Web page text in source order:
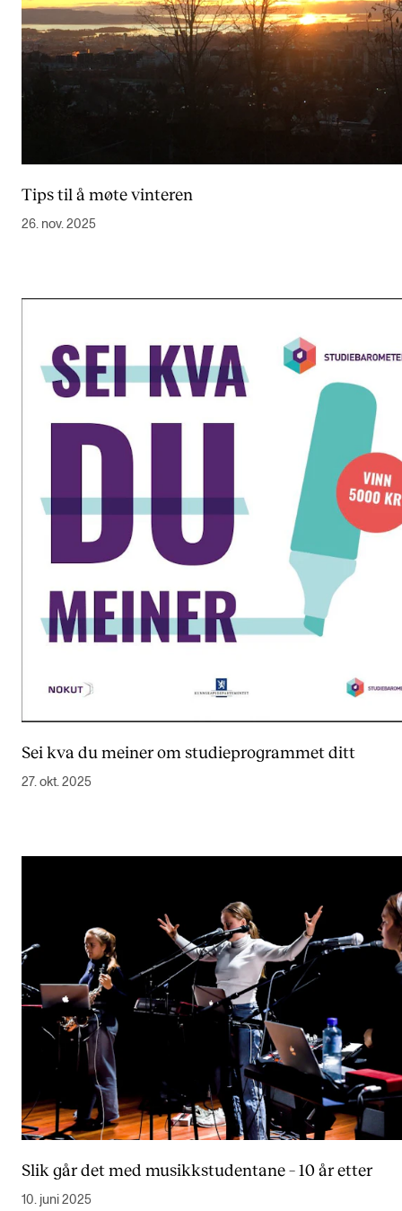
Tips til å møte vinteren
26. nov. 2025
Sei kva du meiner om studieprogrammet ditt
27. okt. 2025
Slik går det med musikkstudentane – 10 år etter
10. juni 2025